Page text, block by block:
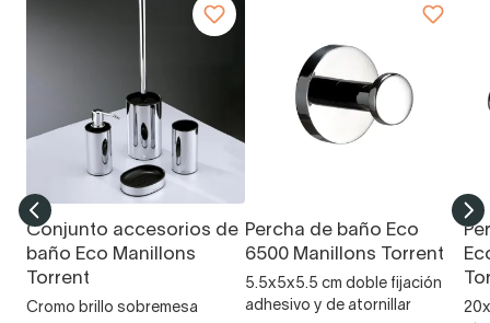
Conjunto accesorios de
baño Eco Manillons
Torrent
Cromo brillo sobremesa
Percha de baño Eco
6500 Manillons Torrent
5.5x5x5.5 cm doble fijación
adhesivo y de atornillar